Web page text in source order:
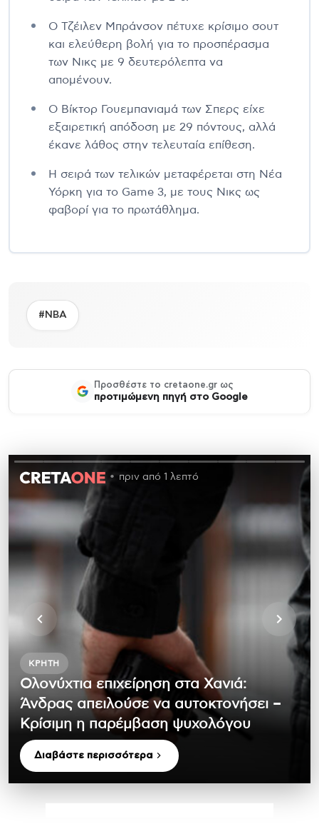
Ο Τζέιλεν Μπράνσον πέτυχε κρίσιμο σουτ
και ελεύθερη βολή για το προσπέρασμα
των Νικς με 9 δευτερόλεπτα να
απομένουν.
Ο Βίκτορ Γουεμπανιαμά των Σπερς είχε
εξαιρετική απόδοση με 29 πόντους, αλλά
έκανε λάθος στην τελευταία επίθεση.
Η σειρά των τελικών μεταφέρεται στη Νέα
Υόρκη για το Game 3, με τους Νικς ως
φαβορί για το πρωτάθλημα.
#NBA
Προσθέστε το cretaone.gr ως
προτιμώμενη πηγή στο Google
πριν από 1 λεπτό
ΚΡΉΤΗ
Ολονύχτια επιχείρηση στα Χανιά:
Άνδρας απειλούσε να αυτοκτονήσει –
Κρίσιμη η παρέμβαση ψυχολόγου
Διαβάστε περισσότερα